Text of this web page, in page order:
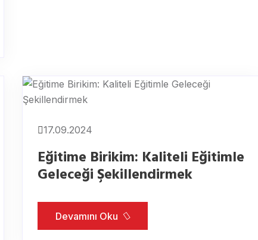
17.09.2024
Eğitime Birikim: Kaliteli Eğitimle
Geleceği Şekillendirmek
Devamını Oku